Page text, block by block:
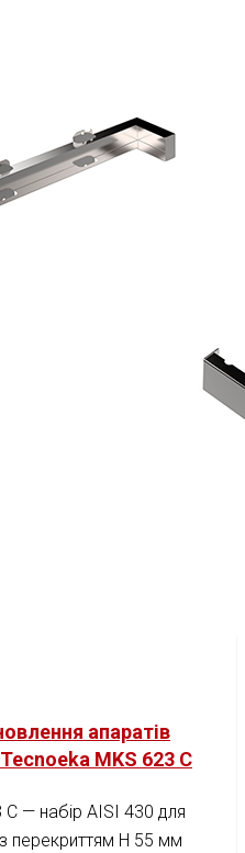
апаратів
MKS 623 C
— набір AISI 430 для
перекриттям H 55 мм